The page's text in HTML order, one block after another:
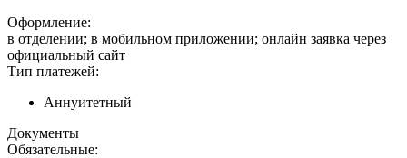
Оформление:
в отделении; в мобильном приложении; онлайн заявка через
официальный сайт
Тип платежей:
Аннуитетный
Документы
Обязательные: